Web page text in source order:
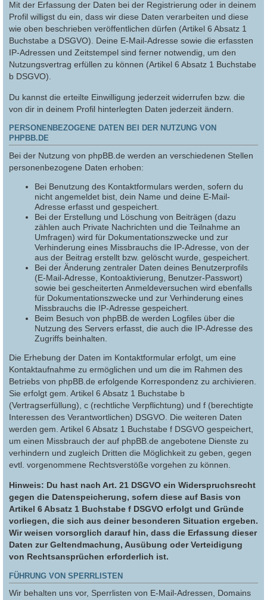
Mit der Erfassung der Daten bei der Registrierung oder in deinem
Profil willigst du ein, dass wir diese Daten verarbeiten und diese
wie oben beschrieben veröffentlichen dürfen (Artikel 6 Absatz 1
Buchstabe a DSGVO). Deine E-Mail-Adresse sowie die erfassten
IP-Adressen und Zeitstempel sind ferner notwendig, um den
Nutzungsvertrag erfüllen zu können (Artikel 6 Absatz 1 Buchstabe
b DSGVO).
Du kannst die erteilte Einwilligung jederzeit widerrufen bzw. die
von dir in deinem Profil hinterlegten Daten jederzeit ändern.
PERSONENBEZOGENE DATEN BEI DER NUTZUNG VON
PHPBB.DE
Bei der Nutzung von phpBB.de werden an verschiedenen Stellen
personenbezogene Daten erhoben:
Bei Benutzung des Kontaktformulars werden, sofern du
nicht angemeldet bist, dein Name und deine E-Mail-
Adresse erfasst und gespeichert.
Bei der Erstellung und Löschung von Beiträgen (dazu
zählen auch Private Nachrichten und die Teilnahme an
Umfragen) wird für Dokumentationszwecke und zur
Verhinderung eines Missbrauchs die IP-Adresse, von der
aus der Beitrag erstellt bzw. gelöscht wurde, gespeichert.
Bei der Änderung zentraler Daten deines Benutzerprofils
(E-Mail-Adresse, Kontoaktivierung, Benutzer-Passwort)
sowie bei gescheiterten Anmeldeversuchen wird ebenfalls
für Dokumentationszwecke und zur Verhinderung eines
Missbrauchs die IP-Adresse gespeichert.
Beim Besuch von phpBB.de werden Logfiles über die
Nutzung des Servers erfasst, die auch die IP-Adresse des
Zugriffs beinhalten.
Die Erhebung der Daten im Kontaktformular erfolgt, um eine
Kontaktaufnahme zu ermöglichen und um die im Rahmen des
Betriebs von phpBB.de erfolgende Korrespondenz zu archivieren.
Sie erfolgt gem. Artikel 6 Absatz 1 Buchstabe b
(Vertragserfüllung), c (rechtliche Verpflichtung) und f (berechtigte
Interessen des Verantwortlichen) DSGVO. Die weiteren Daten
werden gem. Artikel 6 Absatz 1 Buchstabe f DSGVO gespeichert,
um einen Missbrauch der auf phpBB.de angebotene Dienste zu
verhindern und zugleich Dritten die Möglichkeit zu geben, gegen
evtl. vorgenommene Rechtsverstöße vorgehen zu können.
Hinweis: Du hast nach Art. 21 DSGVO ein Widerspruchsrecht
gegen die Datenspeicherung, sofern diese auf Basis von
Artikel 6 Absatz 1 Buchstabe f DSGVO erfolgt und Gründe
vorliegen, die sich aus deiner besonderen Situation ergeben.
Wir weisen vorsorglich darauf hin, dass die Erfassung dieser
Daten zur Geltendmachung, Ausübung oder Verteidigung
von Rechtsansprüchen erforderlich ist.
FÜHRUNG VON SPERRLISTEN
Wir behalten uns vor, Sperrlisten von E-Mail-Adressen, Domains